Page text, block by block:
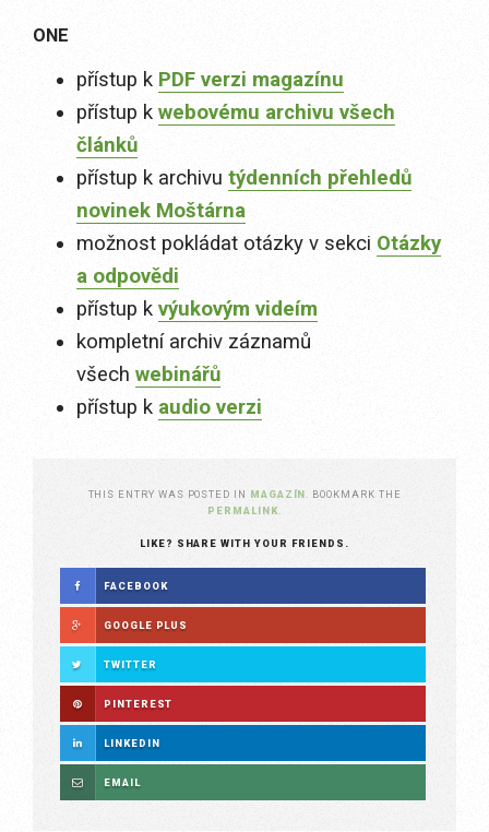
ONE
přístup k PDF verzi magazínu
přístup k webovému archivu všech
článků
přístup k archivu týdenních přehledů
novinek Moštárna
možnost pokládat otázky v sekci Otázky
a odpovědi
přístup k výukovým videím
kompletní archiv záznamů
všech webinářů
přístup k audio verzi
THIS ENTRY WAS POSTED IN MAGAZÍN
. BOOKMARK THE
PERMALINK
LIKE? SHARE WITH YOUR FRIENDS.
FACEBOOK
GOOGLE PLUS
TWITTER
PINTEREST
LINKEDIN
EMAIL